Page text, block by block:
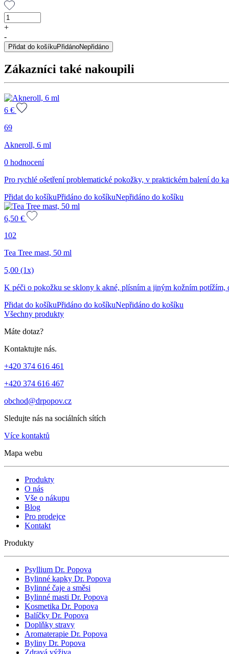
Tea
Tree
Oil
100%,
25
ml
množství
+
-
Přidat do košíkuPřidánoNepřidáno
Zákazníci také nakoupili
6 €
69
Akneroll, 6 ml
0 hodnocení
Pro rychlé ošetření problematické pokožky, v praktickém balení do
Přidat do košíkuPřidáno do košíkuNepřidáno do košíku
6,50 €
102
Tea Tree mast, 50 ml
5,00 (1x)
K péči o pokožku se sklony k akné, plísním a jiným kožním potížím,
Přidat do košíkuPřidáno do košíkuNepřidáno do košíku
Všechny produkty
Máte dotaz?
Kontaktujte nás.
+420 374 616 461
+420 374 616 467
obchod@drpopov.cz
Sledujte nás na sociálních sítích
Více kontaktů
Mapa webu
Produkty
O nás
Vše o nákupu
Blog
Pro prodejce
Kontakt
Produkty
Psyllium Dr. Popova
Bylinné kapky Dr. Popova
Bylinné čaje a směsi
Bylinné masti Dr. Popova
Kosmetika Dr. Popova
Balíčky Dr. Popova
Doplňky stravy
Aromaterapie Dr. Popova
Byliny Dr. Popova